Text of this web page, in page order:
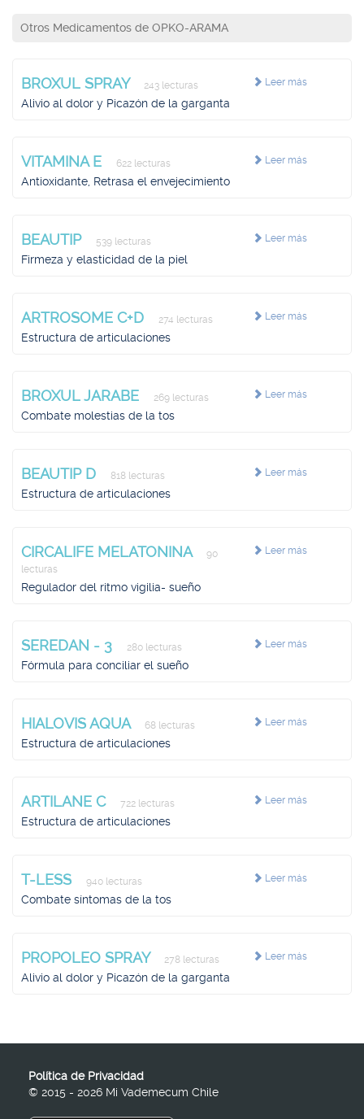
Otros Medicamentos de OPKO-ARAMA
Leer más
BROXUL SPRAY 243 lecturas
Alivio al dolor y Picazón de la garganta
Leer más
VITAMINA E 622 lecturas
Antioxidante, Retrasa el envejecimiento
Leer más
BEAUTIP 539 lecturas
Firmeza y elasticidad de la piel
Leer más
ARTROSOME C+D 274 lecturas
Estructura de articulaciones
Leer más
BROXUL JARABE 269 lecturas
Combate molestias de la tos
Leer más
BEAUTIP D 818 lecturas
Estructura de articulaciones
Leer más
CIRCALIFE MELATONINA
90
lecturas
Regulador del ritmo vigilia- sueño
Leer más
SEREDAN - 3 280 lecturas
Fórmula para conciliar el sueño
Leer más
HIALOVIS AQUA 68 lecturas
Estructura de articulaciones
Leer más
ARTILANE C 722 lecturas
Estructura de articulaciones
Leer más
T-LESS 940 lecturas
Combate síntomas de la tos
Leer más
PROPOLEO SPRAY 278 lecturas
Alivio al dolor y Picazón de la garganta
Política de Privacidad
© 2015 - 2026 Mi Vademecum Chile